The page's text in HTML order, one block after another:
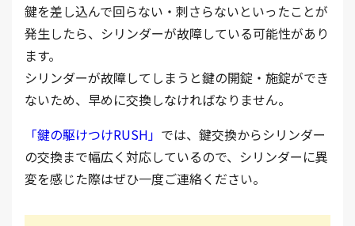
鍵を差し込んで回らない・刺さらないといったことが
発生したら、シリンダーが故障している可能性があり
ます。
シリンダーが故障してしまうと鍵の開錠・施錠ができ
ないため、早めに交換しなければなりません。
「鍵の駆けつけRUSH」 では、鍵交換からシリンダー
の交換まで幅広く対応しているので、シリンダーに異
変を感じた際はぜひ一度ご連絡ください。